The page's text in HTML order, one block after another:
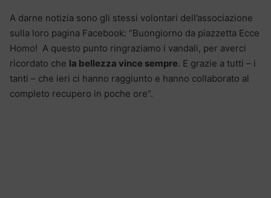
A darne notizia sono gli stessi volontari dell’associazione
sulla loro pagina Facebook: “Buongiorno da piazzetta Ecce
Homo! A questo punto ringraziamo i vandali, per averci
ricordato che la bellezza vince sempre. E grazie a tutti – i
tanti – che ieri ci hanno raggiunto e hanno collaborato al
completo recupero in poche ore”.